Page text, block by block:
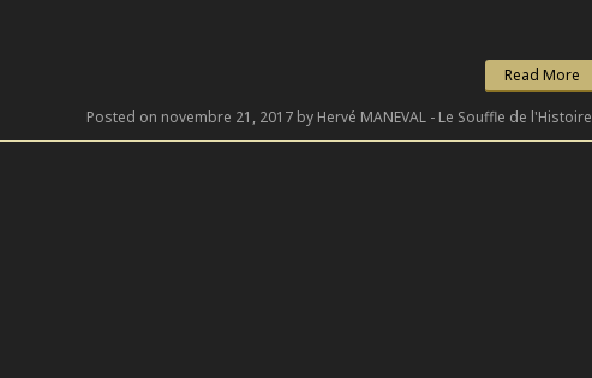
Read More
Posted on novembre 21, 2017 by Hervé MANEVAL - Le Souffle de l'Histoire